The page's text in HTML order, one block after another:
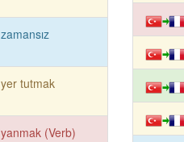
zamansız
yer tutmak
yanmak (Verb)